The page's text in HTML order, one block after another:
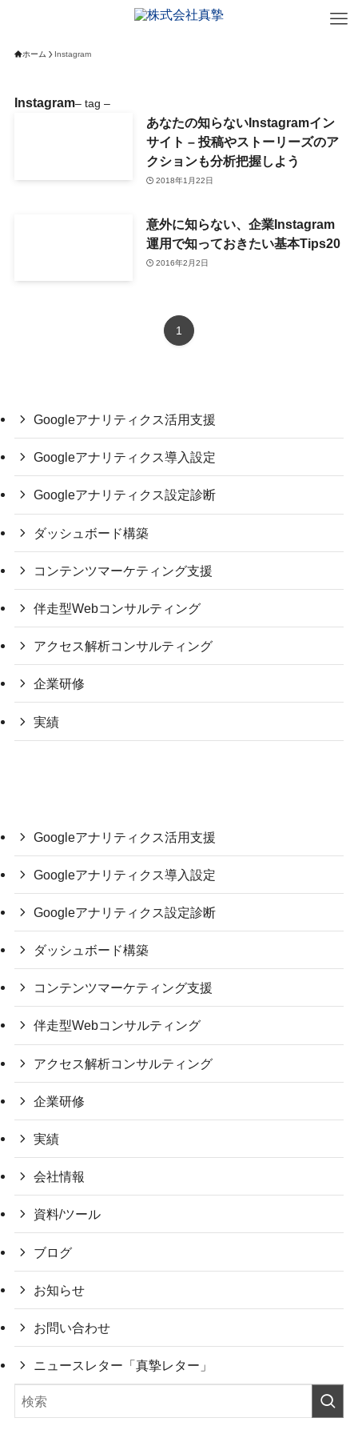
ホーム Instagram
Instagram– tag –
あなたの知らないInstagramイン
サイト – 投稿やストーリーズのア
クションも分析把握しよう
2018年1月22日
意外に知らない、企業Instagram
運用で知っておきたい基本Tips20
2016年2月2日
1
Googleアナリティクス活用支援
Googleアナリティクス導入設定
Googleアナリティクス設定診断
ダッシュボード構築
コンテンツマーケティング支援
伴走型Webコンサルティング
アクセス解析コンサルティング
企業研修
実績
Googleアナリティクス活用支援
Googleアナリティクス導入設定
Googleアナリティクス設定診断
ダッシュボード構築
コンテンツマーケティング支援
伴走型Webコンサルティング
アクセス解析コンサルティング
企業研修
実績
会社情報
資料/ツール
ブログ
お知らせ
お問い合わせ
ニュースレター「真摯レター」